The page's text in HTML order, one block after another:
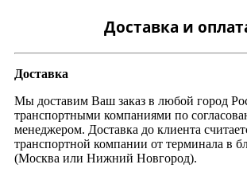
Доставка и
Доставка
Мы доставим Ваш заказ в любой город
транспортными компаниями по
менеджером. Доставка до клиента
транспортной компании от терминала в
(Москва или Нижний Новгород).